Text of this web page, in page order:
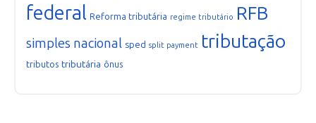
federal Reforma tributária regime tributário RFB
simples nacional sped split payment tributação
tributos tributária ônus